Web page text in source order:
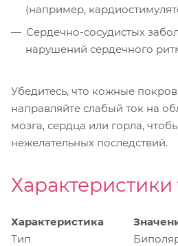
(например,
Сердечно-сосудистых
нарушений сердечного
Убедитесь, что кожные
направляйте слабый ток на
мозга, сердца или горла,
нежелательных последствий.
Характеристики
Характеристика
Тип